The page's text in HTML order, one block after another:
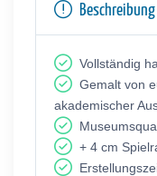
Beschreibung
Vollständig
Gemalt von
akademischer
+ 4 cm